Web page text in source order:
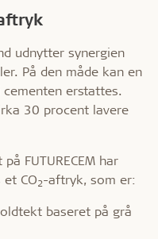
udnytter synergien
På den måde kan en
erstattes.
30 procent lavere
FUTURECEM har
CO2-aftryk, som er:
baseret på grå